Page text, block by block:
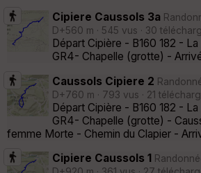
Cipiere Caussols 3a
D+560 m · 545 vus · 30
Départ Cipière - B160 182 -
GR4- Chapelle (grotte) -
Caussols Cipiere 2
D+760 m · 793 vus · 21
Départ Cipière - B160 182 -
GR4- Chapelle (grotte) -
femme Morte - Chemin du Clapier -
Cipiere Caussols 1